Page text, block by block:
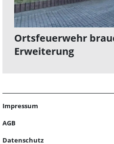
Ortsfeuerwehr
Erweiterung
Impressum
AGB
Datenschutz